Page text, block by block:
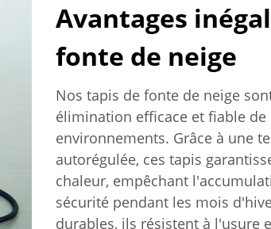
Avantages
fonte de neige
Nos tapis de fonte de neige
élimination efficace et fiable de
environnements. Grâce à une
autorégulée, ces tapis
chaleur, empêchant
sécurité pendant les mois
durables, ils résistent à l'usure